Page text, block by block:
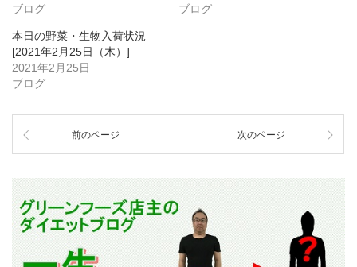
ブログ
ブログ
本日の野菜・生物入荷状況
[2021年2月25日（木）]
2021年2月25日
ブログ
前のページ 次のページ